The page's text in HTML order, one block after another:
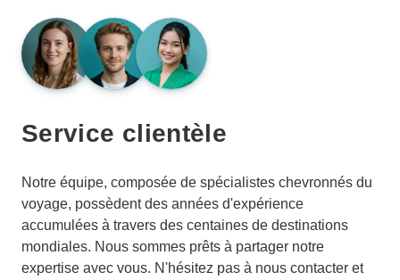
Service clientèle
Notre équipe, composée de spécialistes chevronnés du
voyage, possèdent des années d'expérience
accumulées à travers des centaines de destinations
mondiales. Nous sommes prêts à partager notre
expertise avec vous. N'hésitez pas à nous contacter et